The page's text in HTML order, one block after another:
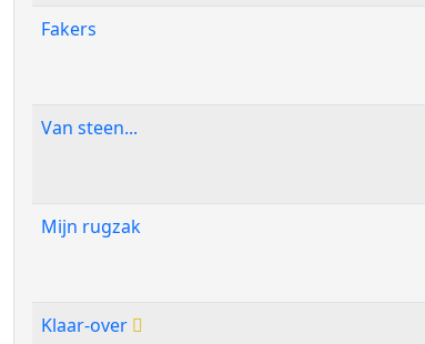
Fakers
Van steen...
Mijn rugzak
Klaar-over